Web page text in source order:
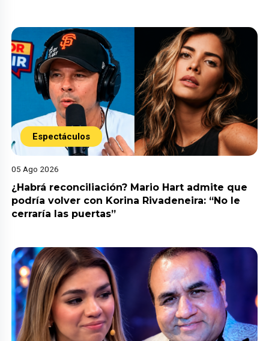
Espectáculos
05 Ago 2026
¿Habrá reconciliación? Mario Hart admite que
podría volver con Korina Rivadeneira: “No le
cerraría las puertas”